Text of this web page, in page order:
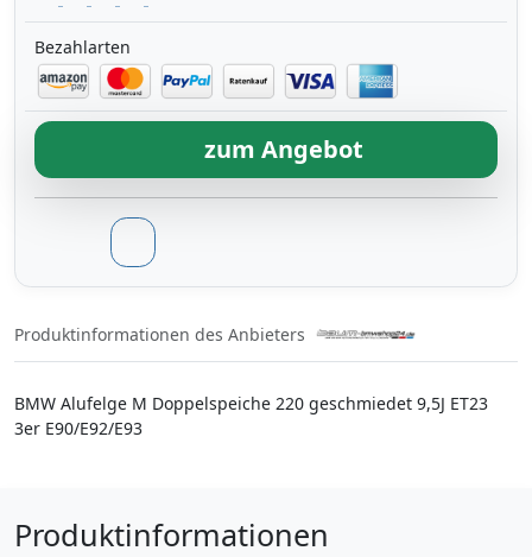
Bezahlarten
zum Angebot
Produktinformationen des Anbieters
BMW Alufelge M Doppelspeiche 220 geschmiedet 9,5J ET23
3er E90/E92/E93
Produktinformationen